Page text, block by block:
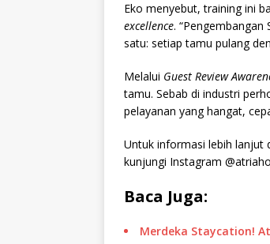
Eko menyebut, training ini
excellence.
satu: setiap tamu pulang
Melalui Guest Review
tamu. Sebab di industri
pelayanan yang hangat,
Untuk informasi lebih lanjut
kunjungi Instagram
Baca Juga:
Merdeka Staycation!